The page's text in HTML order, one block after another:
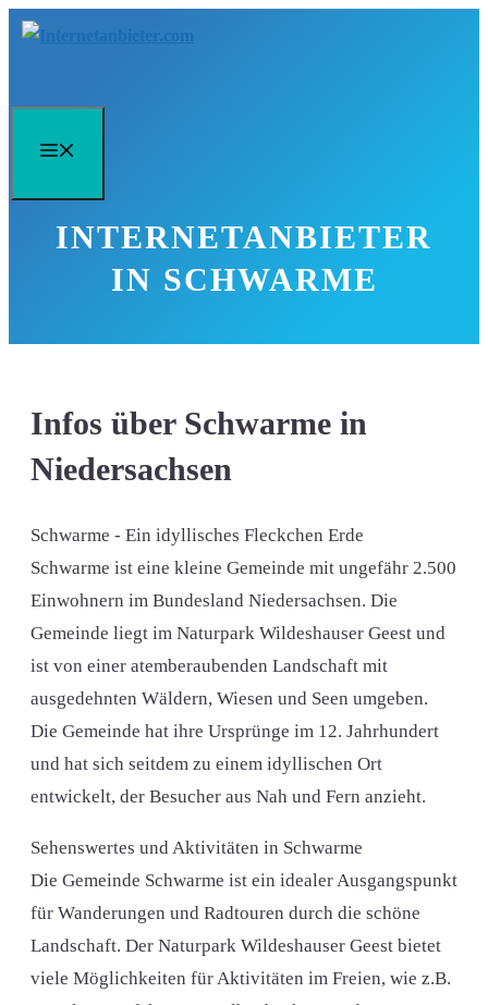
Zum
INTERNETANBIETER
IN SCHWARME
Infos über Schwarme in
Niedersachsen
Schwarme - Ein idyllisches Fleckchen Erde
Schwarme ist eine kleine Gemeinde mit ungefähr 2.500
Einwohnern im Bundesland Niedersachsen. Die
Gemeinde liegt im Naturpark Wildeshauser Geest und
ist von einer atemberaubenden Landschaft mit
ausgedehnten Wäldern, Wiesen und Seen umgeben.
Die Gemeinde hat ihre Ursprünge im 12. Jahrhundert
und hat sich seitdem zu einem idyllischen Ort
entwickelt, der Besucher aus Nah und Fern anzieht.
Sehenswertes und Aktivitäten in Schwarme
Die Gemeinde Schwarme ist ein idealer Ausgangspunkt
für Wanderungen und Radtouren durch die schöne
Landschaft. Der Naturpark Wildeshauser Geest bietet
viele Möglichkeiten für Aktivitäten im Freien, wie z.B.